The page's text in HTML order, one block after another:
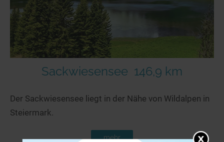
Sackwiesensee 146,9 km
Der Sackwiesensee liegt in der Nähe von Wildalpen in
Steiermark.
mehr